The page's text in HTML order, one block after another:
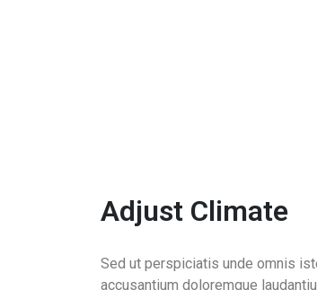
Adjust Climate
Sed ut perspiciatis unde omnis
accusantium doloremque